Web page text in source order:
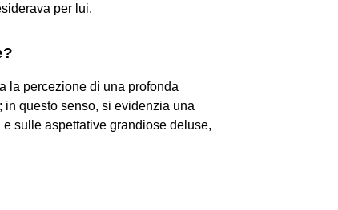
per lui.
la percezione di una profonda
questo senso, si evidenzia una
sulle aspettative grandiose deluse,